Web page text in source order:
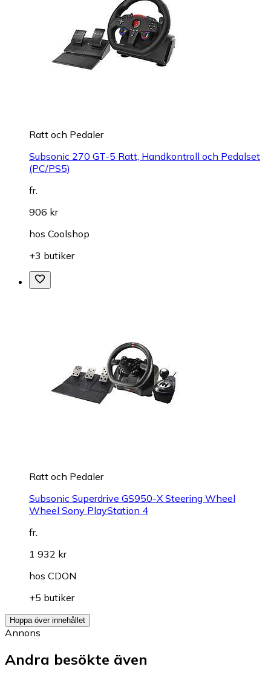
Ratt och Pedaler
Subsonic 270 GT-5 Ratt, Handkontroll och Pedalset
(PC/PS5)
fr.
906 kr
hos Coolshop
+3 butiker
Ratt och Pedaler
Subsonic Superdrive GS950-X Steering Wheel
Wheel Sony PlayStation 4
fr.
1 932 kr
hos CDON
+5 butiker
Hoppa över innehållet
Annons
Andra besökte även